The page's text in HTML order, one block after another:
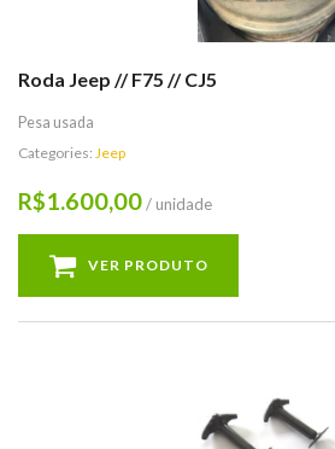
Roda Jeep // F75 // CJ5
Pesa usada
Categories: Jeep
R$1.600,00/ unidade
VER PRODUTO